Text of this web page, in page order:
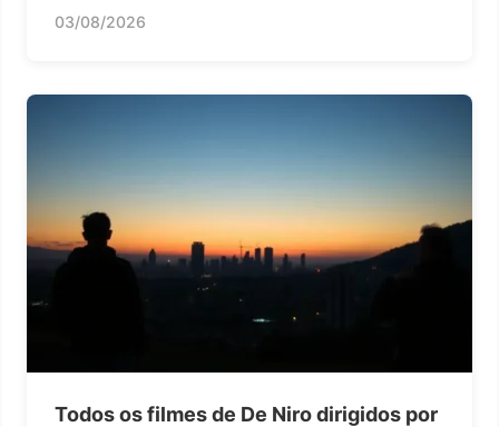
03/08/2026
Todos os filmes de De Niro dirigidos por